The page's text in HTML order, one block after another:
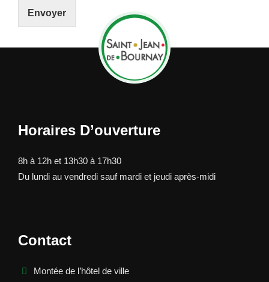
Envoyer
Horaires D’ouverture
8h à 12h et 13h30 à 17h30
Du lundi au vendredi sauf mardi et jeudi après-midi
Contact
Montée de l’hôtel de ville